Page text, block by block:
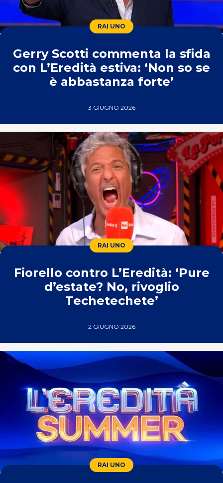
RAI UNO
Gerry Scotti commenta la sfida
con L’Eredità estiva: ‘Non so se
è abbastanza forte’
3 GIUGNO 2026
RAI UNO
Fiorello contro L’Eredità: ‘Pure
d’estate? No, rivoglio
Techetechete’
2 GIUGNO 2026
RAI UNO